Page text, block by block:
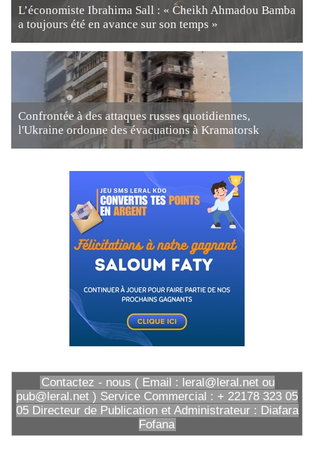
L’économiste Ibrahima Sall : « Cheikh Ahmadou Bamba
a toujours été en avance sur son temps »
Confrontée à des attaques russes quotidiennes,
l'Ukraine ordonne des évacuations à Kramatorsk
Contactez - nous ( Email : leral@leral.net ou
pub@leral.net ) Service Commercial : + 22178 323 05
05 Directeur de Publication et Administrateur : Diafara
Fofana